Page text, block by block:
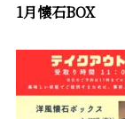
1月懐石BOX